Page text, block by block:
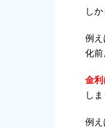
しか
例
化前
金
し
例え